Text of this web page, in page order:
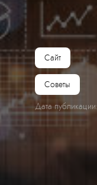
Сайт
Советы
Дата